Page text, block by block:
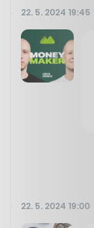
22. 5. 2024 19:45
22. 5. 2024 19:00